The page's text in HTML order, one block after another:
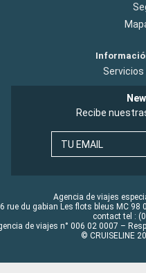
Recibe
TU EMAIL
Agencia de viajes
rue du gabian Les flots bleus MC 98
contact tel :
de viajes n° 006 02 0007 –
© CRUISELINE